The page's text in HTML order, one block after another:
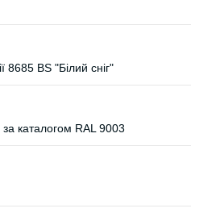
BS "Білий сніг"
каталогом RAL 9003